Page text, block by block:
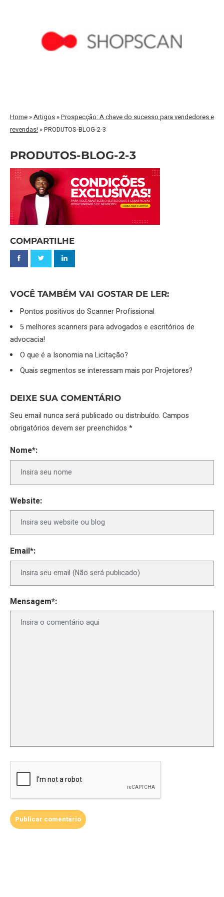
Home »Artigos »Prospecção: A chave do sucesso para vendedores e
revendas! »PRODUTOS-BLOG-2-3
PRODUTOS-BLOG-2-3
COMPARTILHE
VOCÊ TAMBÉM VAI GOSTAR DE LER:
Pontos positivos do Scanner Profissional
5 melhores scanners para advogados e escritórios de
advocacia!
O que é a Isonomia na Licitação?
Quais segmentos se interessam mais por Projetores?
DEIXE SUA COMENTÁRIO
Seu email nunca será publicado ou distribuído. Campos
obrigatórios devem ser preenchidos *
Nome*:
Website:
Email*:
Mensagem*: